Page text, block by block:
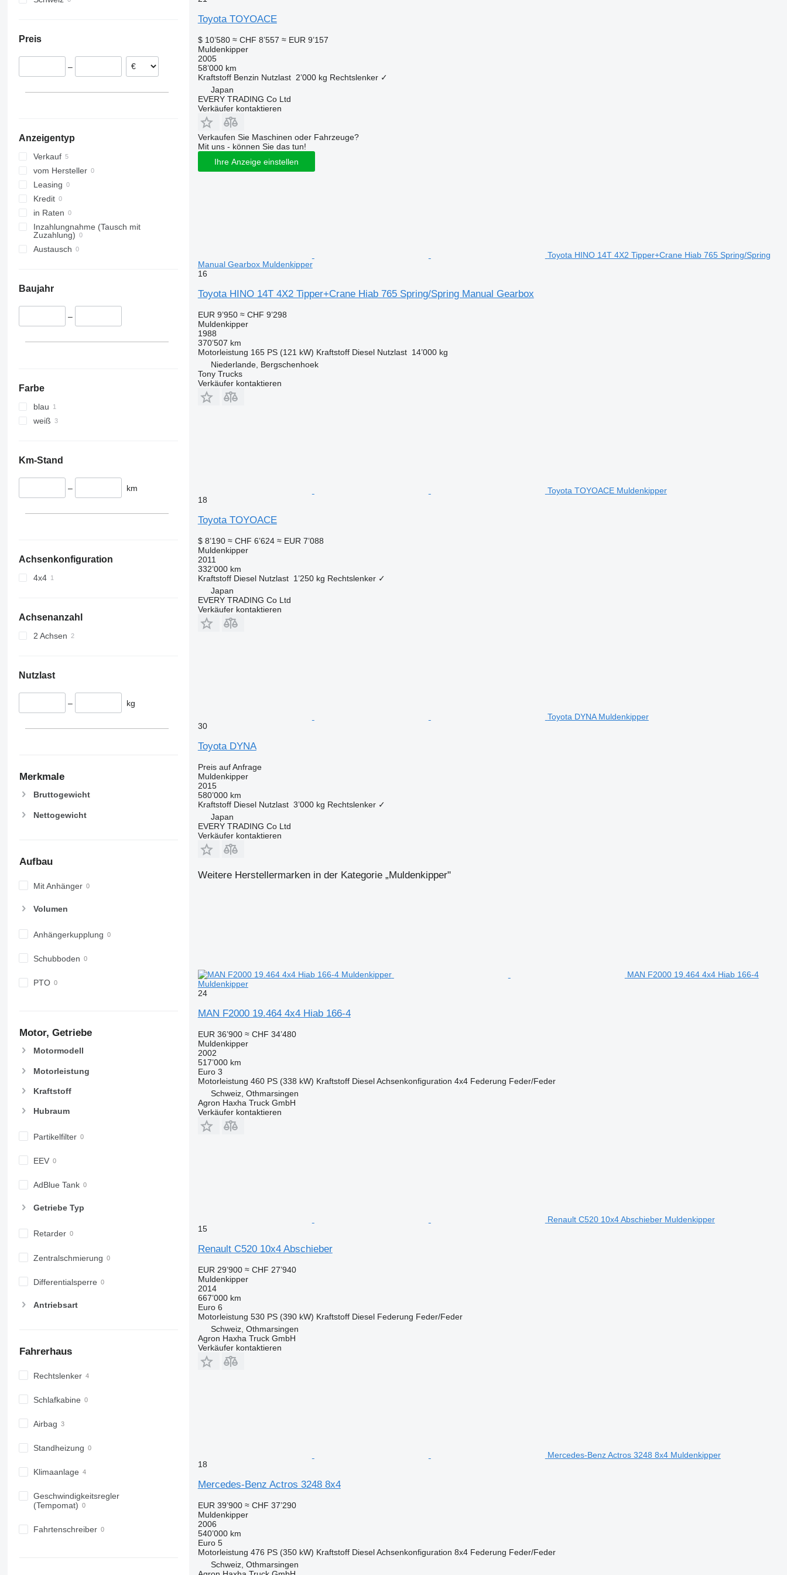
Preis
–
Anzeigentyp
Verkauf
vom Hersteller
Leasing
Kredit
in Raten
Inzahlungnahme (Tausch mit
Zuzahlung)
Austausch
Baujahr
–
Farbe
blau
weiß
Km-Stand
– km
Achsenkonfiguration
4x4
Achsenanzahl
2 Achsen
Nutzlast
– kg
Merkmale
Bruttogewicht
Nettogewicht
Aufbau
Mit Anhänger
Volumen
Anhängerkupplung
Schubboden
PTO
Motor, Getriebe
Motormodell
Motorleistung
Kraftstoff
Hubraum
Partikelfilter
EEV
AdBlue Tank
Getriebe Typ
Retarder
Zentralschmierung
Differentialsperre
Antriebsart
Fahrerhaus
Rechtslenker
Schlafkabine
Airbag
Standheizung
Klimaanlage
Geschwindigkeitsregler
(Tempomat)
Fahrtenschreiber
Toyota TOYOACE
$ 10’580 ≈ CHF 8’557 ≈ EUR 9’157
Muldenkipper
2005
58’000 km
Kraftstoff Benzin Nutzlast 2’000 kg Rechtslenker ✓
Japan
EVERY TRADING Co Ltd
Verkäufer kontaktieren
Verkaufen Sie Maschinen oder Fahrzeuge?
Mit uns - können Sie das tun!
Ihre Anzeige einstellen
Toyota HINO 14T 4X2 Tipper+Crane Hiab 765 Spring/Spring
Manual Gearbox Muldenkipper
16
Toyota HINO 14T 4X2 Tipper+Crane Hiab 765 Spring/Spring Manual Gearbox
EUR 9’950 ≈ CHF 9’298
Muldenkipper
1988
370’507 km
Motorleistung 165 PS (121 kW) Kraftstoff Diesel Nutzlast 14’000 kg
Niederlande, Bergschenhoek
Tony Trucks
Verkäufer kontaktieren
Toyota TOYOACE Muldenkipper
18
Toyota TOYOACE
$ 8’190 ≈ CHF 6’624 ≈ EUR 7’088
Muldenkipper
2011
332’000 km
Kraftstoff Diesel Nutzlast 1’250 kg Rechtslenker ✓
Japan
EVERY TRADING Co Ltd
Verkäufer kontaktieren
Toyota DYNA Muldenkipper
30
Toyota DYNA
Preis auf Anfrage
Muldenkipper
2015
580’000 km
Kraftstoff Diesel Nutzlast 3’000 kg Rechtslenker ✓
Japan
EVERY TRADING Co Ltd
Verkäufer kontaktieren
Weitere Herstellermarken in der Kategorie „Muldenkipper"
MAN F2000 19.464 4x4 Hiab 166-4
Muldenkipper
24
MAN F2000 19.464 4x4 Hiab 166-4
EUR 36’900 ≈ CHF 34’480
Muldenkipper
2002
517’000 km
Euro 3
Motorleistung 460 PS (338 kW) Kraftstoff Diesel Achsenkonfiguration 4x4 Federung Feder/Feder
Schweiz, Othmarsingen
Agron Haxha Truck GmbH
Verkäufer kontaktieren
Renault C520 10x4 Abschieber Muldenkipper
15
Renault C520 10x4 Abschieber
EUR 29’900 ≈ CHF 27’940
Muldenkipper
2014
667’000 km
Euro 6
Motorleistung 530 PS (390 kW) Kraftstoff Diesel Federung Feder/Feder
Schweiz, Othmarsingen
Agron Haxha Truck GmbH
Verkäufer kontaktieren
Mercedes-Benz Actros 3248 8x4 Muldenkipper
18
Mercedes-Benz Actros 3248 8x4
EUR 39’900 ≈ CHF 37’290
Muldenkipper
2006
540’000 km
Euro 5
Motorleistung 476 PS (350 kW) Kraftstoff Diesel Achsenkonfiguration 8x4 Federung Feder/Feder
Schweiz, Othmarsingen